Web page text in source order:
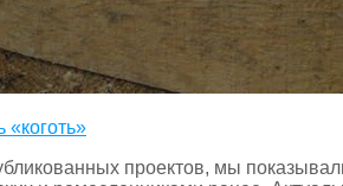
проектов, мы